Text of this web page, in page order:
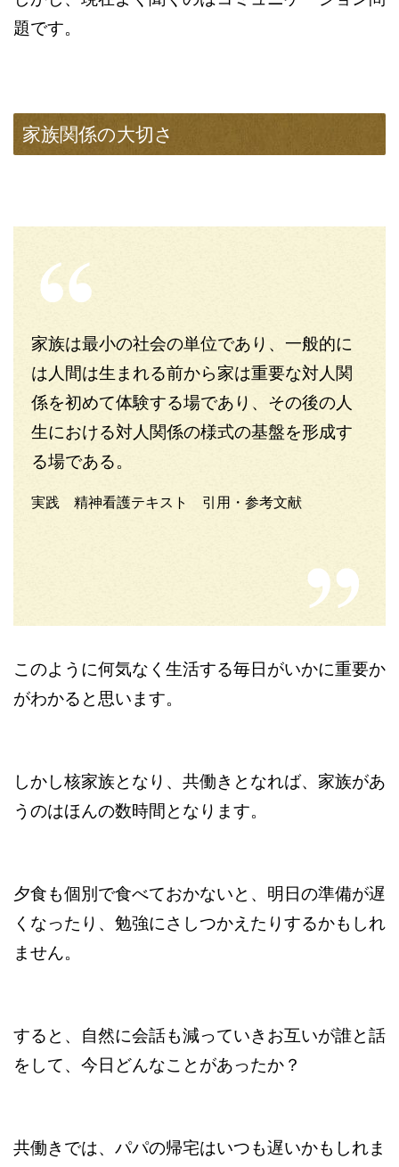
題です。
家族関係の大切さ
家族は最小の社会の単位であり、一般的に
は人間は生まれる前から家は重要な対人関
係を初めて体験する場であり、その後の人
生における対人関係の様式の基盤を形成す
る場である。
実践 精神看護テキスト 引用・参考文献
このように何気なく生活する毎日がいかに重要か
がわかると思います。
しかし核家族となり、共働きとなれば、家族があ
うのはほんの数時間となります。
夕食も個別で食べておかないと、明日の準備が遅
くなったり、勉強にさしつかえたりするかもしれ
ません。
すると、自然に会話も減っていきお互いが誰と話
をして、今日どんなことがあったか？
共働きでは、パパの帰宅はいつも遅いかもしれま